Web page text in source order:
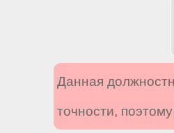
Данная
точности,